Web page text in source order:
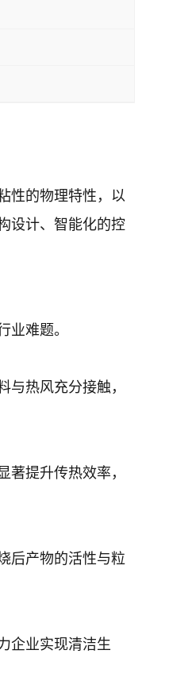
性的物理特性，以
设计、智能化的控
难题。
热风充分接触，
提升传热效率，
后产物的活性与粒
企业实现清洁生